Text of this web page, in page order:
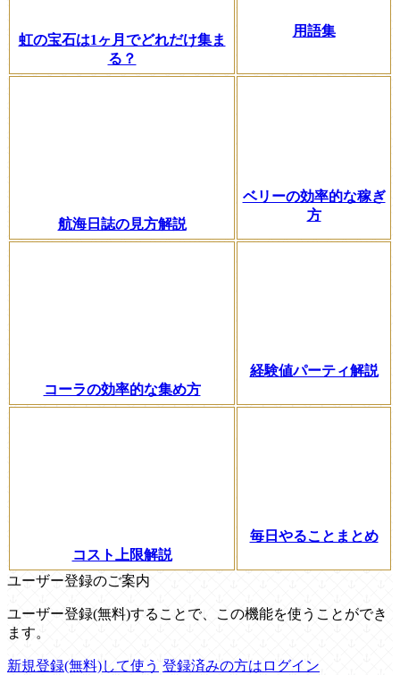
虹の宝石は1ヶ月でどれだけ集ま
る？
用語集
航海日誌の見方解説
ベリーの効率的な稼ぎ
方
コーラの効率的な集め方
経験値パーティ解説
コスト上限解説
毎日やることまとめ
ユーザー登録のご案内
ユーザー登録(無料)することで、この機能を使うことができ
ます。
新規登録(無料)して使う 登録済みの方はログイン